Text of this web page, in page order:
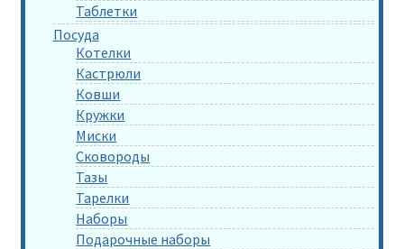
Таблетки
Посуда
Котелки
Кастрюли
Ковши
Кружки
Миски
Сковороды
Тазы
Тарелки
Наборы
Подарочные наборы